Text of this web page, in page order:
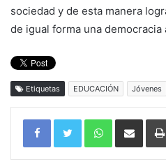
sociedad y de esta manera
de igual forma una democracia
Etiquetas EDUCACIÓN Jóvenes
WhatsApp
Compartir por